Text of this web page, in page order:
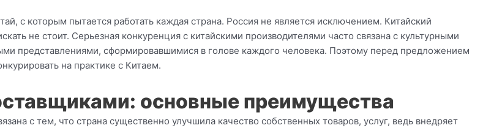
с которым пытается работать каждая страна. Россия не является исключением. Китайский
не стоит. Серьезная конкуренция с китайскими производителями часто связана с культурными
представлениями, сформировавшимися в голове каждого человека. Поэтому перед предложением
на практике с Китаем.
основные преимущества
с тем, что страна существенно улучшила качество собственных товаров, услуг, ведь внедряет